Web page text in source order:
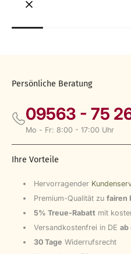
Persönliche Beratung
09563 - 75
Mo - Fr: 8:00 - 17:00 Uhr
Ihre Vorteile
Hervorragender
Premium-Qualität zu fairen
5% Treue-Rabatt mit
Versandkostenfrei in DE ab
30 Tage Widerrufsrecht